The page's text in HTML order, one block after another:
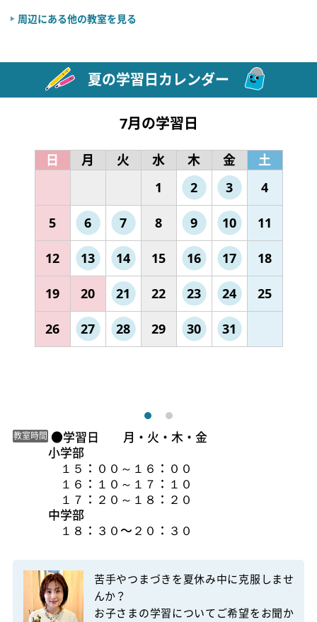
周辺にある他の教室を見る
夏の学習日カレンダー
7月の学習日
日 月 火 水 木 金
土
1
2 3 4
5 6 7 8 9 10 11
12 13 14 15 16 17 18
19 20 21 22 23 24 25
26 27 28 29 30 31
教室時間 ●学習日　　月・火・木・金
小学部
１５：００～１６：００
１６：１０～１７：１０
１７：２０～１８：２０
中学部
１８：３０〜２０：３０
苦手やつまづきを夏休み中に克服しませ
んか？
お子さまの学習についてご希望をお聞か